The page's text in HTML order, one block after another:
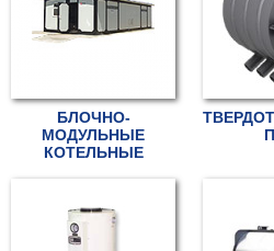
БЛОЧНО-
МОДУЛЬНЫЕ
КОТЕЛЬНЫЕ